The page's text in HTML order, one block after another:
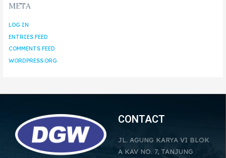
META
LOG IN
ENTRIES FEED
COMMENTS FEED
WORDPRESS.ORG
CONTACT
JL. AGUNG KARYA VI BLOK
A KAV NO. 7, TANJUNG